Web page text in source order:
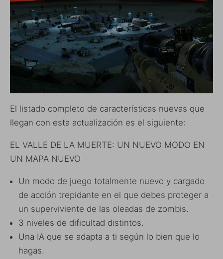
El listado completo de características nuevas que
llegan con esta actualización es el siguiente:
EL VALLE DE LA MUERTE: UN NUEVO MODO EN
UN MAPA NUEVO
Un modo de juego totalmente nuevo y cargado
de acción trepidante en el que debes proteger a
un superviviente de las oleadas de zombis.
3 niveles de dificultad distintos.
Una IA que se adapta a ti según lo bien que lo
hagas.